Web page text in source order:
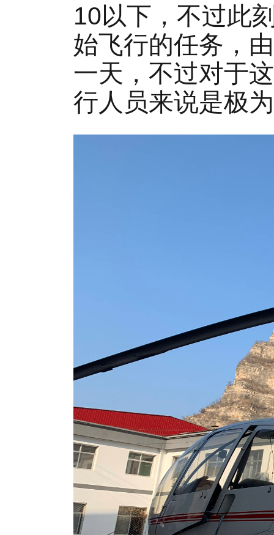
10以下，不过此
始飞行的任务，
一天，不过对于
行人员来说是极